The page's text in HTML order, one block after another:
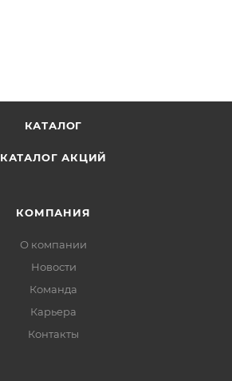
КАТАЛОГ
КАТАЛОГ АКЦИЙ
КОМПАНИЯ
О компании
Новости
Команда
Карьера
Контакты